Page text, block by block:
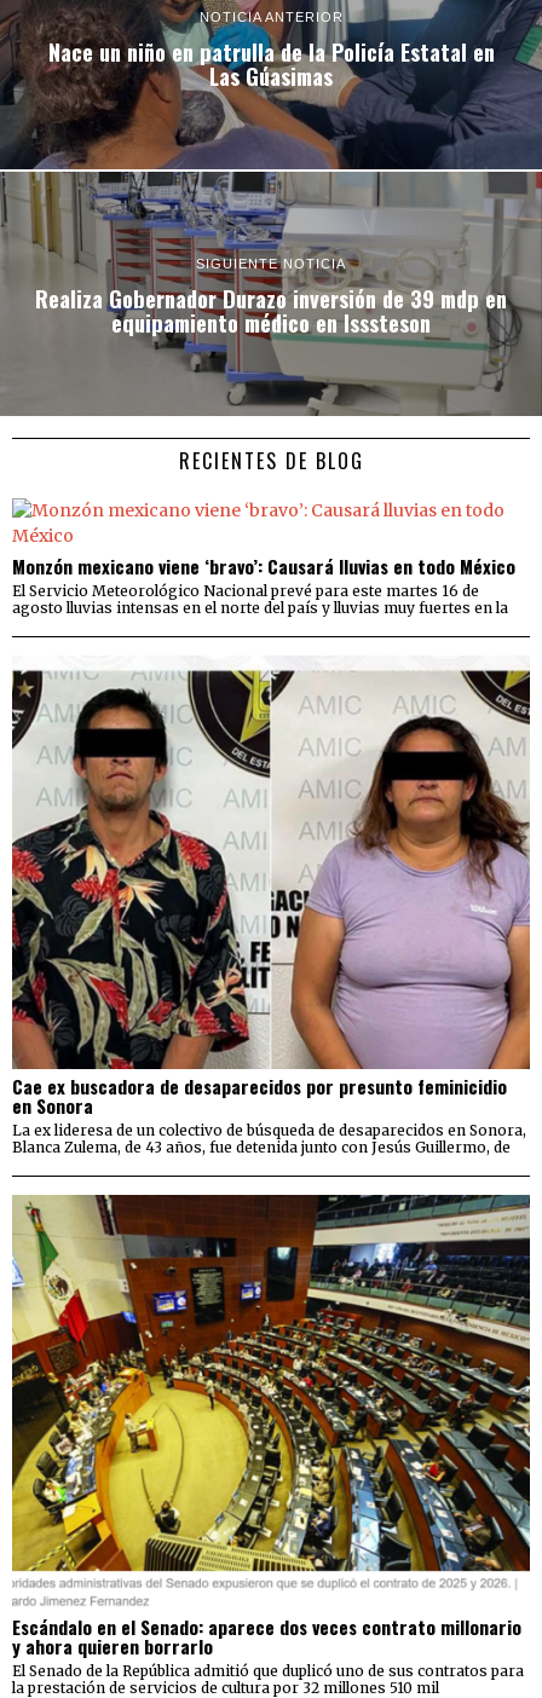
NOTICIA ANTERIOR
Nace un niño en patrulla de la Policía Estatal en
Las Gúasimas
SIGUIENTE NOTICIA
Realiza Gobernador Durazo inversión de 39 mdp en
equipamiento médico en Isssteson
RECIENTES DE BLOG
Monzón mexicano viene ‘bravo’: Causará lluvias en todo México
El Servicio Meteorológico Nacional prevé para este martes 16 de
agosto lluvias intensas en el norte del país y lluvias muy fuertes en la
Cae ex buscadora de desaparecidos por presunto feminicidio
en Sonora
La ex lideresa de un colectivo de búsqueda de desaparecidos en Sonora,
Blanca Zulema, de 43 años, fue detenida junto con Jesús Guillermo, de
Escándalo en el Senado: aparece dos veces contrato millonario
y ahora quieren borrarlo
El Senado de la República admitió que duplicó uno de sus contratos para
la prestación de servicios de cultura por 32 millones 510 mil